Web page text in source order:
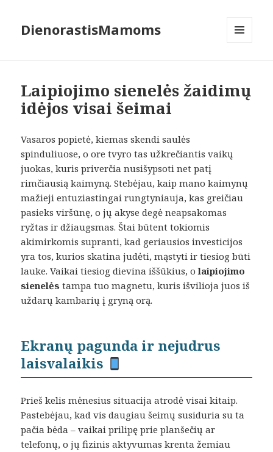
DienorastisMamoms
Laipiojimo sienelės žaidimų
idėjos visai šeimai
Vasaros popietė, kiemas skendi saulės
spinduliuose, o ore tvyro tas užkrečiantis vaikų
juokas, kuris priverčia nusišypsoti net patį
rimčiausią kaimyną. Stebėjau, kaip mano kaimynų
mažieji entuziastingai rungtyniauja, kas greičiau
pasieks viršūnę, o jų akyse degė neapsakomas
ryžtas ir džiaugsmas. Štai būtent tokiomis
akimirkomis supranti, kad geriausios investicijos
yra tos, kurios skatina judėti, mąstyti ir tiesiog būti
lauke. Vaikai tiesiog dievina iššūkius, olaipiojimo
sienelės tampa tuo magnetu, kuris išvilioja juos iš
uždarų kambarių į gryną orą.
Ekranų pagunda ir nejudrus
laisvalaikis
Prieš kelis mėnesius situacija atrodė visai kitaip.
Pastebėjau, kad vis daugiau šeimų susiduria su ta
pačia bėda – vaikai prilipę prie planšečių ar
telefonų, o jų fizinis aktyvumas krenta žemiau